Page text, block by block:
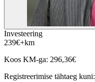
Investeering
239€+km
Koos KM-ga: 296,36€
Registreerimise tähtaeg kuni: